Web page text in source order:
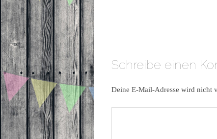
Schreibe einen
Deine E-Mail-Adresse wird nicht